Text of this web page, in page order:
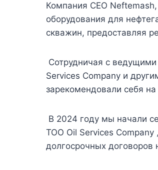
Компания CEO
оборудования для
скважин, предоставляя
Сотрудничая с
Services Company и
зарекомендовали себя
В 2024 году мы начали
ТОО Oil Services
долгосрочных договоров